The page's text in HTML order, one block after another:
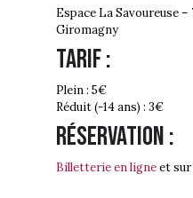
Espace La Savoureuse –
Giromagny
Tarif :
Plein : 5€
Réduit (-14 ans) : 3€
Réservation :
Billetterie en ligneet sur